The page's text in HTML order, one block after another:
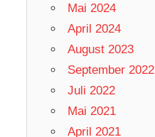
Mai 2024
April 2024
August 2023
September 2022
Juli 2022
Mai 2021
April 2021